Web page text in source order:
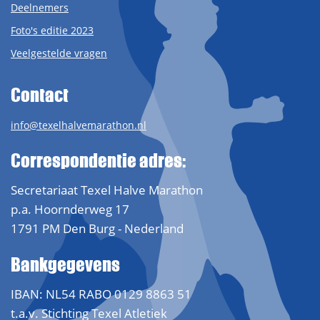
Deelnemers
Foto's editie 2023
Veelgestelde vragen
Contact
info@texelhalvemarathon.nl
Correspondentie adres:
Secretariaat Texel Halve Marathon
p.a. Hoornderweg 17
1791 PM Den Burg - Nederland
Bankgegevens
IBAN: NL54 RABO 0129 8863 51
t.a.v. Stichting Texel Atletiek